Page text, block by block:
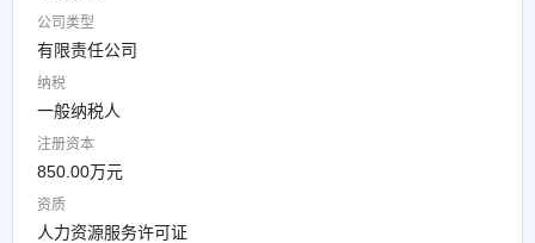
公司类型
有限责任公司
纳税
一般纳税人
注册资本
850.00万元
资质
人力资源服务许可证